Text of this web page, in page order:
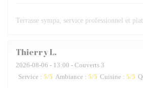
Terrasse sympa, service professionnel et
ThierryL
2026-08-06 - 13:00 - Couverts 3
Service : 5/5 Ambiance : 5/5 Cuisine : 5/5